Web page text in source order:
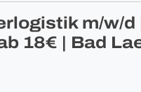
m/w/d
18€ | Bad